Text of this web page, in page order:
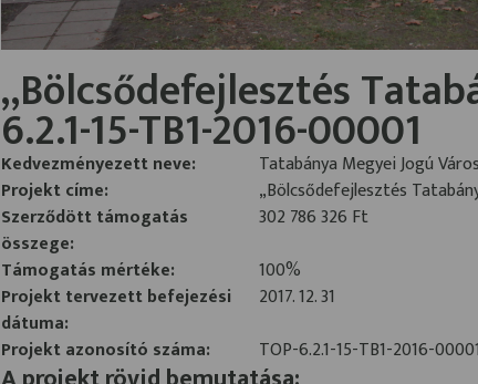
„Bölcsődefejlesztés
6.2.1-15-TB1-2016-00001
Kedvezményezett neve:
Tatabánya Megyei Jogú
Projekt címe:
„Bölcsődefejlesztés
Szerződött támogatás
összege:
302 786 326 Ft
Támogatás mértéke:
100%
Projekt tervezett befejezési
dátuma:
2017. 12. 31
Projekt azonosító száma:
TOP-6.2.1-15-TB1-2016-00001